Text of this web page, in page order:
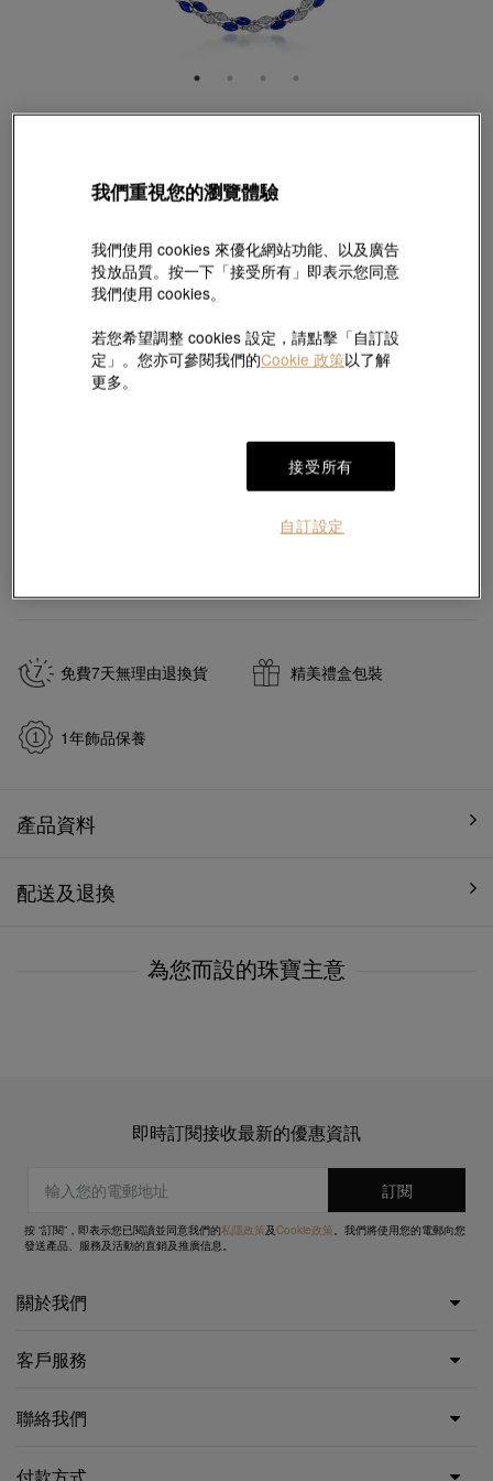
款號 # 96364N-18KW-SA
HK$375,800
找不到適合的尺寸?請點擊這裡!
分店預留服務
免費7天無理由退換貨 精美禮盒包裝
1年飾品保養
產品資料
配送及退換
為您而設的珠寶主意
即時訂閱接收最新的優惠資訊
按 “訂閱”，即表示您已閱讀並同意我們的私隱政策及Cookie政策。我們將使用您的電郵向您
發送產品、服務及活動的直銷及推廣信息。
關於我們
客戶服務
聯絡我們
付款方式
我們重視您的瀏覽體驗
我們使用 cookies 來優化網站功能、以及廣告
投放品質。按一下「接受所有」即表示您同意
我們使用 cookies。
若您希望調整 cookies 設定，請點擊「自訂設
定」。您亦可參閱我們的Cookie 政策以了解
更多。
接受所有
自訂設定